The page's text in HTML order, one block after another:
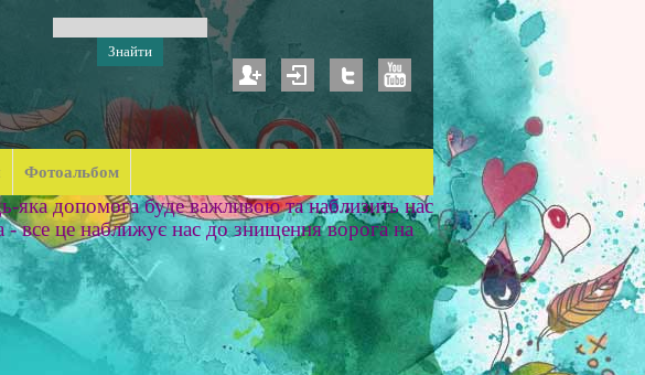
Фотоальбом
допомога буде важливою та наблизить нас
все це наближує нас до знищення ворога на